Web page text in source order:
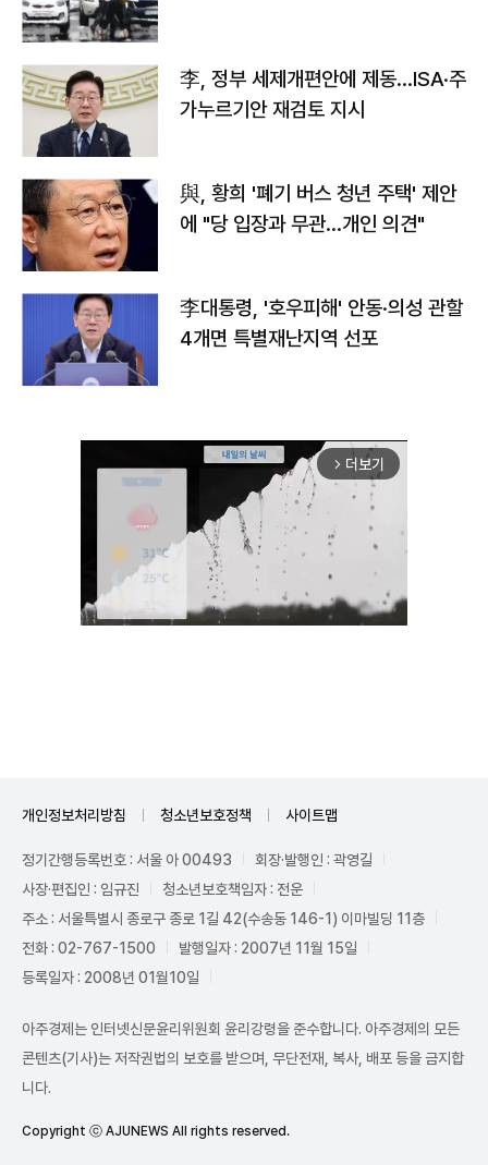
李, 정부 세제개편안에 제동…ISA·주
가누르기안 재검토 지시
與, 황희 '폐기 버스 청년 주택' 제안
에 "당 입장과 무관…개인 의견"
李대통령, '호우피해' 안동·의성 관할
4개면 특별재난지역 선포
arrow_forward_ios 더보기
개인정보처리방침 청소년보호정책 사이트맵
정기간행등록번호 : 서울 아 00493
회장·발행인 : 곽영길
사장·편집인 : 임규진
청소년보호책임자 : 전운
주소 : 서울특별시 종로구 종로 1길 42(수송동 146-1) 이마빌딩 11층
전화 : 02-767-1500
발행일자 : 2007년 11월 15일
등록일자 : 2008년 01월10일
아주경제는 인터넷신문윤리위원회 윤리강령을 준수합니다. 아주경제의 모든
콘텐츠(기사)는 저작권법의 보호를 받으며, 무단전재, 복사, 배포 등을 금지합
니다.
Copyright ⓒ AJUNEWS All rights reserved.